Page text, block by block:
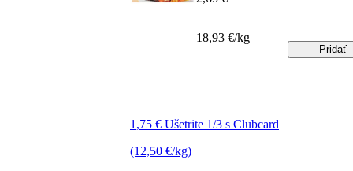
1,75 € Ušetrite 1/3 s Clubcard
(12,50 €/kg)
18,93 €/kg
Pridať